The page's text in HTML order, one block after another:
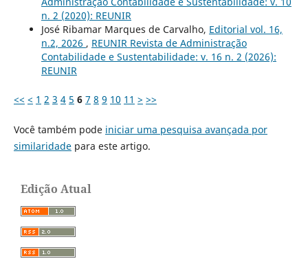
n. 2 (2020): REUNIR
José Ribamar Marques de Carvalho, Editorial vol. 16,
n.2, 2026 , REUNIR Revista de Administração
Contabilidade e Sustentabilidade: v. 16 n. 2 (2026):
REUNIR
<< < 1 2 3 4 5 6 7 8 9 10 11 > >>
Você também pode iniciar uma pesquisa avançada por
similaridadepara este artigo.
Edição Atual